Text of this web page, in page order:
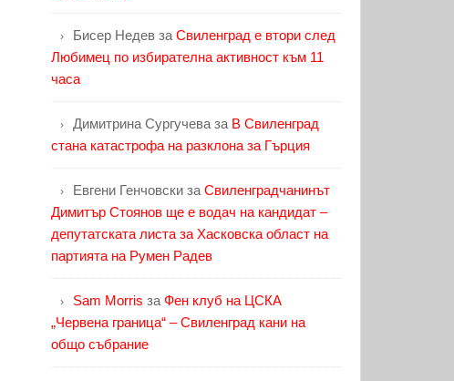
Бисер Недев за Свиленград е втори след
Любимец по избирателна активност към 11
часа
Димитрина Сургучева за В Свиленград
стана катастрофа на разклона за Гърция
Евгени Генчовски за Свиленградчанинът
Димитър Стоянов ще е водач на кандидат –
депутатската листа за Хасковска област на
партията на Румен Радев
Sam Morris за Фен клуб на ЦСКА
„Червена граница“ – Свиленград кани на
общо събрание